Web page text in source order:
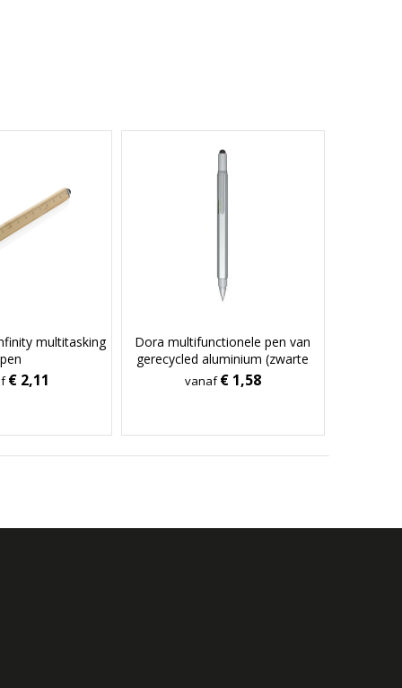
multitasking
pen
€ 2,11
Dora multifunctionele pen van
gerecycled aluminium (zwarte
inkt)
vanaf€ 1,58